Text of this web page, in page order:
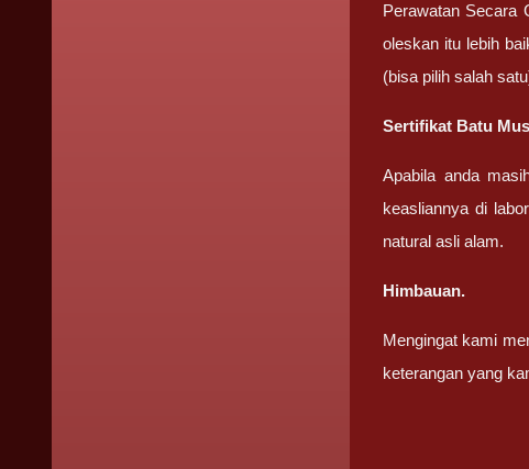
Perawatan Secara
oleskan itu lebih
(bisa pilih salah
Sertifikat Batu
Apabila anda
keasliannya di
natural asli alam.
Himbauan.
Mengingat kami
keterangan yang